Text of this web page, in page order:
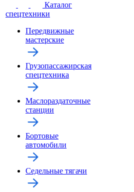
Каталог
спецтехники
Передвижные
мастерские
Грузопассажирская
спецтехника
Маслораздаточные
станции
Бортовые
автомобили
Седельные тягачи